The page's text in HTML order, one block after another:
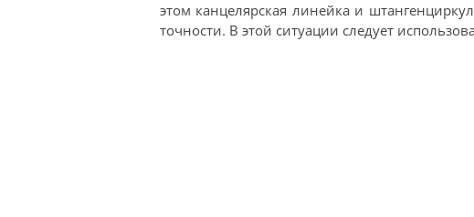
этом канцелярская линейка и
точности. В этой ситуации следует